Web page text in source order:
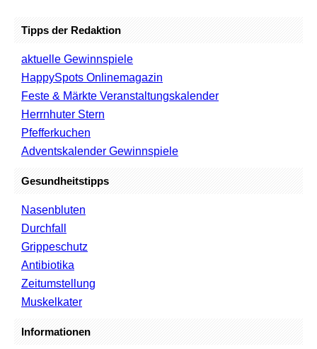
Tipps der Redaktion
aktuelle Gewinnspiele
HappySpots Onlinemagazin
Feste & Märkte Veranstaltungskalender
Herrnhuter Stern
Pfefferkuchen
Adventskalender Gewinnspiele
Gesundheitstipps
Nasenbluten
Durchfall
Grippeschutz
Antibiotika
Zeitumstellung
Muskelkater
Informationen